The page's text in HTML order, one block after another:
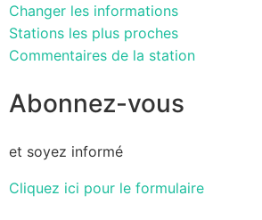
Changer les informations
Stations les plus proches
Commentaires de la station
Abonnez-vous
et soyez informé
Cliquez ici pour le formulaire